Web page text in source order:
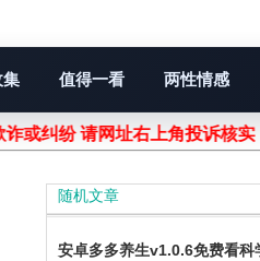
集 值得一看 两性情感
或纠纷 请网址右上角投诉核实！
随机文章